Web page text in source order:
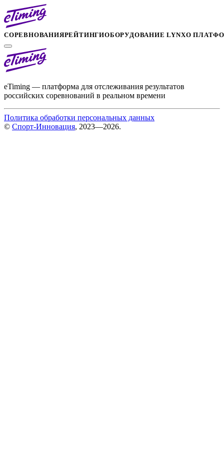
СОРЕВНОВАНИЯРЕЙТИНГИОБОРУДОВАНИЕ LYNXО
eTiming — платформа для отслеживания результатов
российских соревнований в реальном времени
Политика обработки персональных данных
© Спорт-Инновация, 2023—2026.